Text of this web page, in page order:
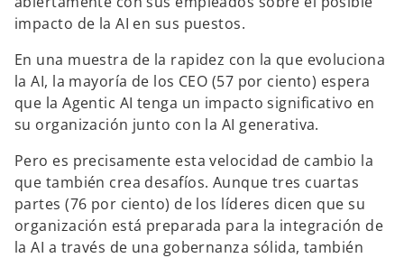
impacto de la AI en sus puestos.
En una muestra de la rapidez con la que evoluciona
la AI, la mayoría de los CEO (57 por ciento) espera
que la Agentic AI tenga un impacto significativo en
su organización junto con la AI generativa.
Pero es precisamente esta velocidad de cambio la
que también crea desafíos. Aunque tres cuartas
partes (76 por ciento) de los líderes dicen que su
organización está preparada para la integración de
la AI a través de una gobernanza sólida, también